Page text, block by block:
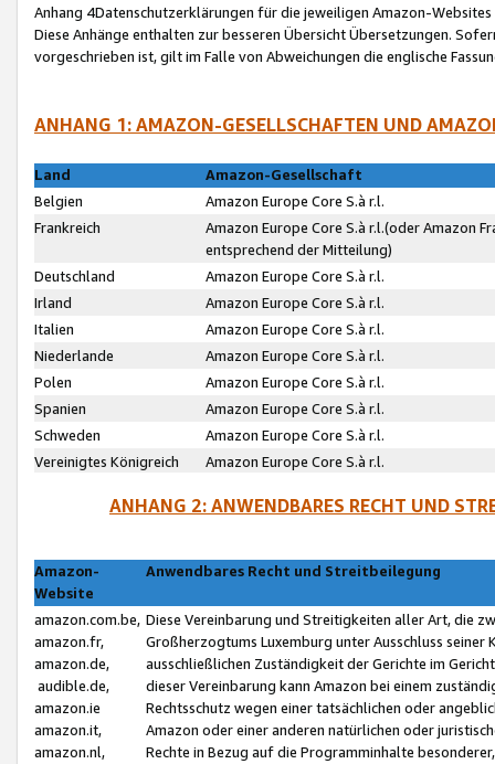
Anhang 4Datenschutzerklärungen für die jeweiligen Amazon-Websites
Diese Anhänge enthalten zur besseren Übersicht Übersetzungen.
vorgeschrieben ist, gilt im Falle von Abweichungen die englische
ANHANG 1: AMAZON-GESELLSCHAFTEN UND
Land
Amazon-Gesellschaft
Belgien
Amazon Europe Core S.à r.l.
Frankreich
Amazon Europe Core S.à r.l.(oder Amazon
entsprechend der Mitteilung)
Deutschland
Amazon Europe Core S.à r.l.
Irland
Amazon Europe Core S.à r.l.
Italien
Amazon Europe Core S.à r.l.
Niederlande
Amazon Europe Core S.à r.l.
Polen
Amazon Europe Core S.à r.l.
Spanien
Amazon Europe Core S.à r.l.
Schweden
Amazon Europe Core S.à r.l.
Vereinigtes Königreich
Amazon Europe Core S.à r.l.
ANHANG 2: ANWENDBARES RECHT UND
Amazon-
Website
Anwendbares Recht und Streitbeilegung
amazon.com.be,
amazon.fr,
amazon.de,
audible.de,
amazon.ie
amazon.it,
amazon.nl,
Diese Vereinbarung und Streitigkeiten aller Art, die
Großherzogtums Luxemburg unter Ausschluss
ausschließlichen Zuständigkeit der Gerichte im
dieser Vereinbarung kann Amazon bei einem
Rechtsschutz wegen einer tatsächlichen oder
Amazon oder einer anderen natürlichen oder
Rechte in Bezug auf die Programminhalte